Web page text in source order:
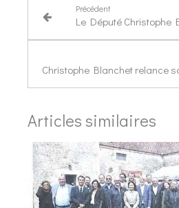
Précédent
Articles similaires